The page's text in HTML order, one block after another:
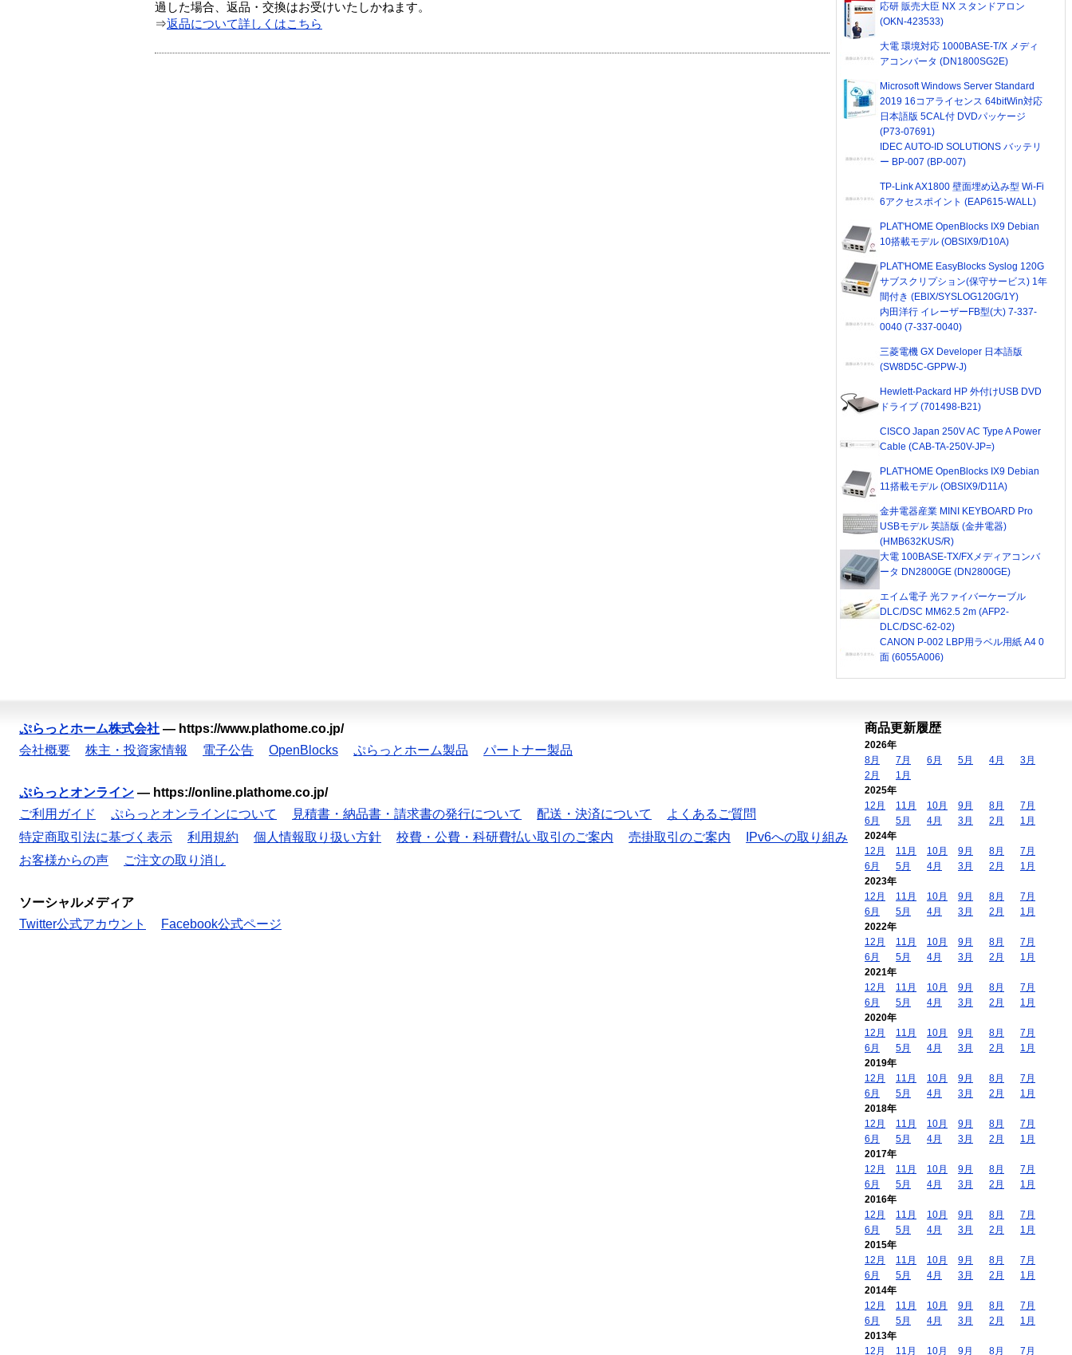
過した場合、返品・交換はお受けいたしかねます。
⇒返品について詳しくはこちら
応研 販売大臣 NX スタンドアロン
(OKN-423533)
大電 環境対応 1000BASE-T/X メディ
アコンバータ (DN1800SG2E)
Microsoft Windows Server Standard
2019 16コアライセンス 64bitWin対応
日本語版 5CAL付 DVDパッケージ
(P73-07691)
IDEC AUTO-ID SOLUTIONS バッテリ
ー BP-007 (BP-007)
TP-Link AX1800 壁面埋め込み型 Wi-Fi
6アクセスポイント (EAP615-WALL)
PLAT'HOME OpenBlocks IX9 Debian
10搭載モデル (OBSIX9/D10A)
PLAT'HOME EasyBlocks Syslog 120G
サブスクリプション(保守サービス) 1年
間付き (EBIX/SYSLOG120G/1Y)
内田洋行 イレーザーFB型(大) 7-337-
0040 (7-337-0040)
三菱電機 GX Developer 日本語版
(SW8D5C-GPPW-J)
Hewlett-Packard HP 外付けUSB DVD
ドライブ (701498-B21)
CISCO Japan 250V AC Type A Power
Cable (CAB-TA-250V-JP=)
PLAT'HOME OpenBlocks IX9 Debian
11搭載モデル (OBSIX9/D11A)
金井電器産業 MINI KEYBOARD Pro
USBモデル 英語版 (金井電器)
(HMB632KUS/R)
大電 100BASE-TX/FXメディアコンバ
ータ DN2800GE (DN2800GE)
エイム電子 光ファイバーケーブル
DLC/DSC MM62.5 2m (AFP2-
DLC/DSC-62-02)
CANON P-002 LBP用ラベル用紙 A4 0
面 (6055A006)
ぷらっとホーム株式会社 — https://www.plathome.co.jp/
会社概要
株主・投資家情報 電子公告 OpenBlocks ぷらっとホーム製品 パートナー製品
ぷらっとオンライン — https://online.plathome.co.jp/
ご利用ガイド
ぷらっとオンラインについて 見積書・納品書・請求書の発行について 配送・決済について
よくあるご質問
特定商取引法に基づく表示
利用規約 個人情報取り扱い方針 校費・公費・科研費払い取引のご案内 売掛取引のご案内
IPv6への取り組み
お客様からの声
ご注文の取り消し
ソーシャルメディア
Twitter公式アカウント
Facebook公式ページ
商品更新履歴
2026年
8月
7月 6月 5月 4月
3月
2月
1月
2025年
12月
11月 10月 9月 8月
7月
6月
5月 4月 3月 2月
1月
2024年
12月
11月 10月 9月 8月
7月
6月
5月 4月 3月 2月
1月
2023年
12月
11月 10月 9月 8月
7月
6月
5月 4月 3月 2月
1月
2022年
12月
11月 10月 9月 8月
7月
6月
5月 4月 3月 2月
1月
2021年
12月
11月 10月 9月 8月
7月
6月
5月 4月 3月 2月
1月
2020年
12月
11月 10月 9月 8月
7月
6月
5月 4月 3月 2月
1月
2019年
12月
11月 10月 9月 8月
7月
6月
5月 4月 3月 2月
1月
2018年
12月
11月 10月 9月 8月
7月
6月
5月 4月 3月 2月
1月
2017年
12月
11月 10月 9月 8月
7月
6月
5月 4月 3月 2月
1月
2016年
12月
11月 10月 9月 8月
7月
6月
5月 4月 3月 2月
1月
2015年
12月
11月 10月 9月 8月
7月
6月
5月 4月 3月 2月
1月
2014年
12月
11月 10月 9月 8月
7月
6月
5月 4月 3月 2月
1月
2013年
12月
11月 10月 9月 8月 7月